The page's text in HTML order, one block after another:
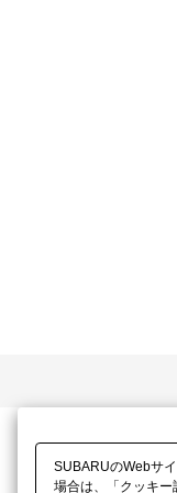
SUBARUのWebサ
場合は、「クッキー